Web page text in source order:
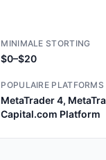
MINIMALE STORTING
$0–$20
POPULAIRE PLATFORMS
MetaTrader 4,
Capital.com Platform